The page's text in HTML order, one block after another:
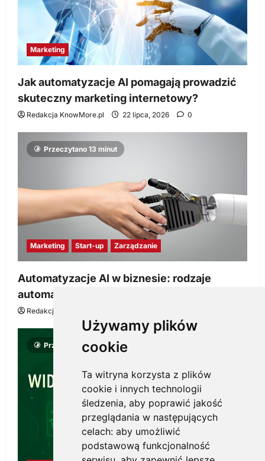
Używamy plików
cookie
Ta witryna korzysta z plików
cookie i innych technologii
śledzenia, aby poprawić jakość
przeglądania w następujących
celach: aby umożliwić
podstawową funkcjonalność
Marketing
Jak automatyzacje AI pomagają prowadzić
skuteczny marketing internetowy?
Redakcja KnowMore.pl 22 lipca, 2026 0
Przeczytano 13 minut
Marketing Start-up Zarządzanie
Automatyzacje AI w biznesie: rodzaje
automatyzacji i korzyści dla Twojej firmy
Redakcja KnowMore.pl
Przeczytano 8 minut